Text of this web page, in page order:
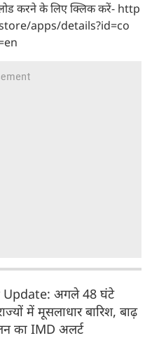
करने के लिए क्लिक करें- http
apps/details?id=co
अगले 48 घंटे
में मूसलाधार बारिश, बाढ़
का IMD अलर्ट